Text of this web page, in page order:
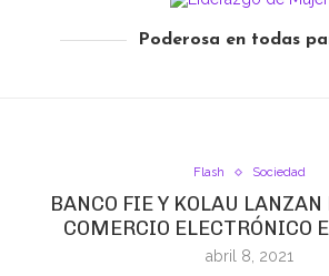
Poderosa en todas
Flash Sociedad
BANCO FIE Y KOLAU LANZAN
COMERCIO ELECTRÓNICO
abril 8, 2021